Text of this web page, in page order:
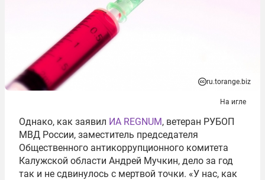
ru.torange.biz
На игле
Однако, как заявил ИА REGNUM, ветеран РУБОП
МВД России, заместитель председателя
Общественного антикоррупционного комитета
Калужской области Андрей Мучкин, дело за год
так и не сдвинулось с мертвой точки. «У нас, как